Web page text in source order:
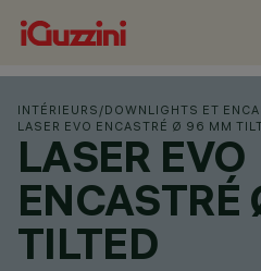
INTÉRIEURS /DOWNLIGHTS ET
LASER EVO ENCASTRÉ Ø 96 MM
LASER EVO
TILTED